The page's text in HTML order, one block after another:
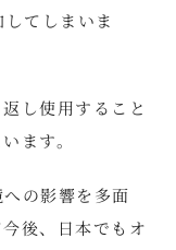
てしまいま
し使用すること
ます。
の影響を多面
後、日本でもオ